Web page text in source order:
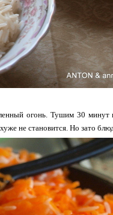
огонь. Тушим 30
не становится. Но зато